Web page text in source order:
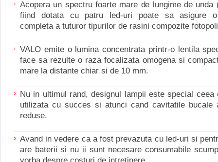
Acopera un spectru foarte mare de lungime de unda
fiind dotata cu patru led-uri poate sa asigure o
completa a tuturor tipurilor de rasini compozite
VALO emite o lumina concentrata printr-o lentila
face sa rezulte o raza focalizata omogena si
mare la distante chiar si de 10 mm.
Nu in ultimul rand, designul lampii este special
utilizata cu succes si atunci cand cavitatile bucale
reduse.
Avand in vedere ca a fost prevazuta cu led-uri si
are baterii si nu ii sunt necesare consumabile
vorba despre costuri de intretinere.